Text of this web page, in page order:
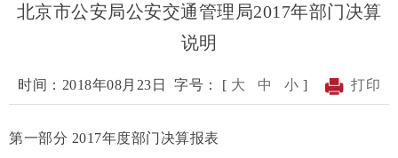
北京市公安局公安交通管理局2017年部门决算
说明
时间：2018年08月23日 字号： [ 大 中 小 ] 打印
第一部分 2017年度部门决算报表